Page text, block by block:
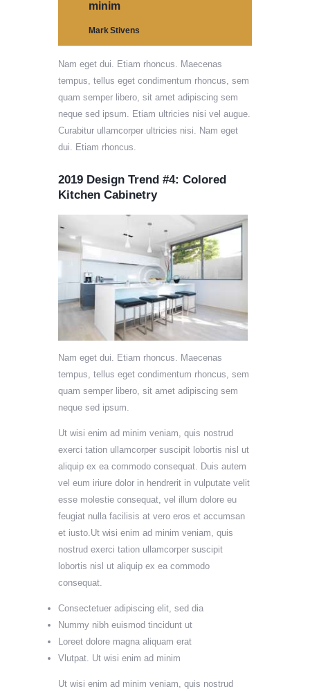
minim
Mark Stivens
Nam eget dui. Etiam rhoncus. Maecenas
tempus, tellus eget condimentum rhoncus, sem
quam semper libero, sit amet adipiscing sem
neque sed ipsum. Etiam ultricies nisi vel augue.
Curabitur ullamcorper ultricies nisi. Nam eget
dui. Etiam rhoncus.
2019 Design Trend #4: Colored
Kitchen Cabinetry
Nam eget dui. Etiam rhoncus. Maecenas
tempus, tellus eget condimentum rhoncus, sem
quam semper libero, sit amet adipiscing sem
neque sed ipsum.
Ut wisi enim ad minim veniam, quis nostrud
exerci tation ullamcorper suscipit lobortis nisl ut
aliquip ex ea commodo consequat. Duis autem
vel eum iriure dolor in hendrerit in vulputate velit
esse molestie consequat, vel illum dolore eu
feugiat nulla facilisis at vero eros et accumsan
et iusto.Ut wisi enim ad minim veniam, quis
nostrud exerci tation ullamcorper suscipit
lobortis nisl ut aliquip ex ea commodo
consequat.
Consectetuer adipiscing elit, sed dia
Nummy nibh euismod tincidunt ut
Loreet dolore magna aliquam erat
Vlutpat. Ut wisi enim ad minim
Ut wisi enim ad minim veniam, quis nostrud